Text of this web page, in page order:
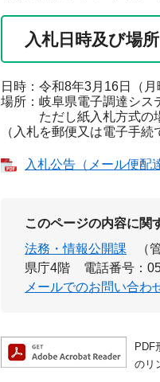
入札日時及び場所
日時：令和8年3月16日（
場所：岐阜県電子調達シス
ただし紙入札方式の場
（入札を郵便又は電子手
入札公告（メール便配
このページの内容に関
法務・情報公開課
（
県庁4階
電話番号：
メールでのお問い合わ
PDF
のリ